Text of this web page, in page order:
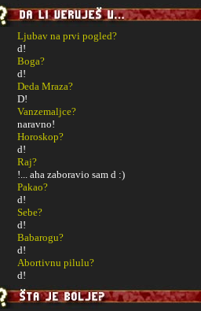
Ljubav na prvi pogled?
d!
Boga?
d!
Deda Mraza?
D!
Vanzemaljce?
naravno!
Horoskop?
d!
Raj?
!... aha zaboravio sam d :)
Pakao?
d!
Sebe?
d!
Babarogu?
d!
Abortivnu pilulu?
d!